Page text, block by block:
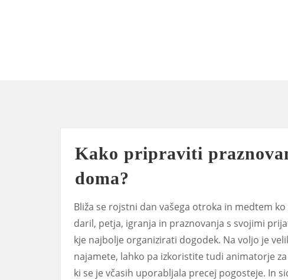
Kako pripraviti
doma?
Bliža se rojstni dan vašega otroka in medtem
daril, petja, igranja in praznovanja s svojimi
kje najbolje organizirati dogodek. Na voljo je
najamete, lahko pa izkoristite tudi animatorje
ki se je včasih uporabljala precej pogosteje. In